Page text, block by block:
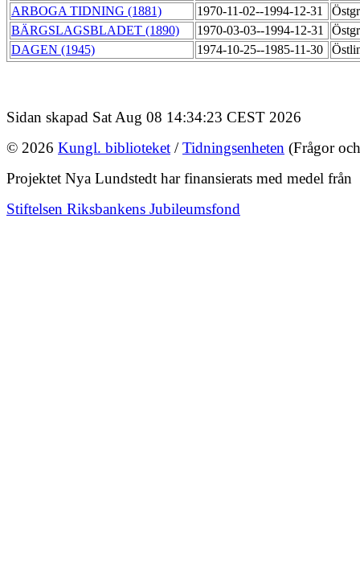
ARBOGA TIDNING (1881)
1970-11-02--1994-12-31
BÄRGSLAGSBLADET (1890)
1970-03-03--1994-12-31
DAGEN (1945)
1974-10-25--1985-11-30
Sidan skapad Sat Aug 08 14:34:23 CEST 2026
© 2026 Kungl. biblioteket /Tidningsenheten (Frågor
Projektet Nya Lundstedt har finansierats med medel från
Stiftelsen Riksbankens Jubileumsfond